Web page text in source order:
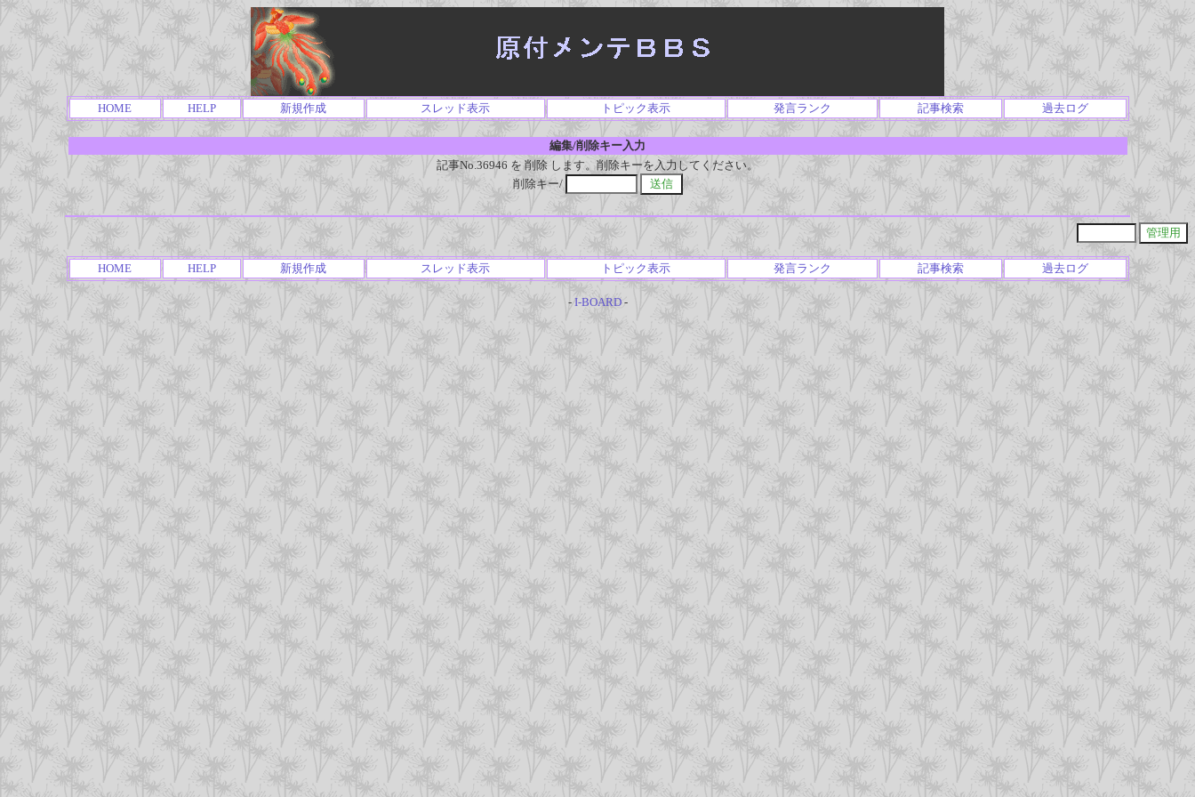
HOME HELP 新規作成 スレッド表示 トピック表示 発言ランク 記事検索 過去ログ
編集/削除キー入力
記事No.36946 を 削除 します。削除キーを入力してください。
削除キー/
HOME HELP 新規作成 スレッド表示 トピック表示 発言ランク 記事検索 過去ログ
- I-BOARD-